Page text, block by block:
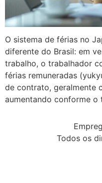
O sistema de férias no
diferente do Brasil: em
trabalho, o trabalhador
férias remuneradas
de contrato, geralmente
aumentando conforme
Todos os